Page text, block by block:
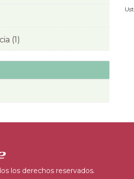
(1)
los derechos reservados.